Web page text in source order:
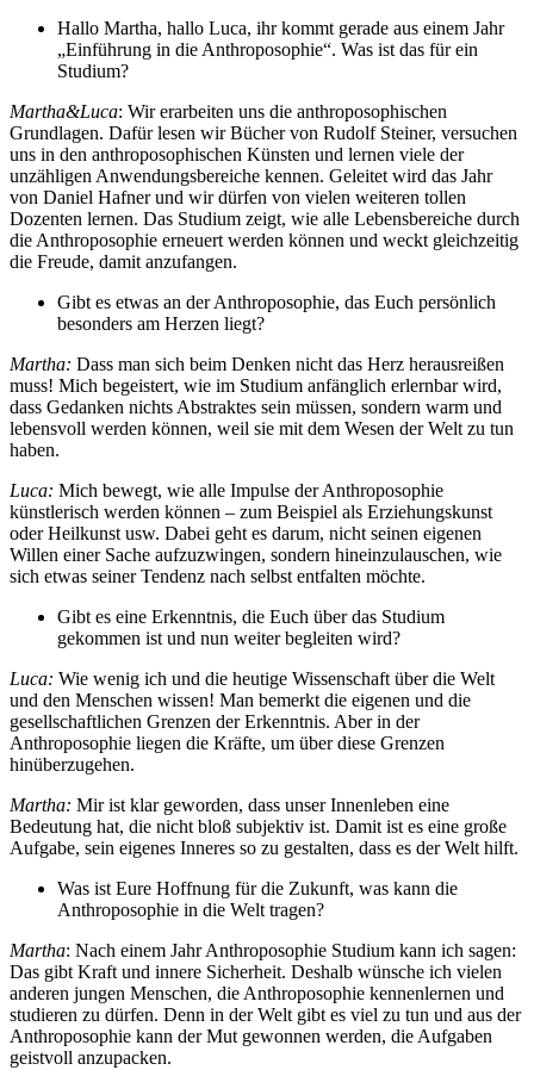
Hallo Martha, hallo Luca, ihr kommt gerade aus einem Jahr
„Einführung in die Anthroposophie“. Was ist das für ein
Studium?
Martha&Luca: Wir erarbeiten uns die anthroposophischen
Grundlagen. Dafür lesen wir Bücher von Rudolf Steiner, versuchen
uns in den anthroposophischen Künsten und lernen viele der
unzähligen Anwendungsbereiche kennen. Geleitet wird das Jahr
von Daniel Hafner und wir dürfen von vielen weiteren tollen
Dozenten lernen. Das Studium zeigt, wie alle Lebensbereiche durch
die Anthroposophie erneuert werden können und weckt gleichzeitig
die Freude, damit anzufangen.
Gibt es etwas an der Anthroposophie, das Euch persönlich
besonders am Herzen liegt?
Martha: Dass man sich beim Denken nicht das Herz herausreißen
muss! Mich begeistert, wie im Studium anfänglich erlernbar wird,
dass Gedanken nichts Abstraktes sein müssen, sondern warm und
lebensvoll werden können, weil sie mit dem Wesen der Welt zu tun
haben.
Luca: Mich bewegt, wie alle Impulse der Anthroposophie
künstlerisch werden können – zum Beispiel als Erziehungskunst
oder Heilkunst usw. Dabei geht es darum, nicht seinen eigenen
Willen einer Sache aufzuzwingen, sondern hineinzulauschen, wie
sich etwas seiner Tendenz nach selbst entfalten möchte.
Gibt es eine Erkenntnis, die Euch über das Studium
gekommen ist und nun weiter begleiten wird?
Luca: Wie wenig ich und die heutige Wissenschaft über die Welt
und den Menschen wissen! Man bemerkt die eigenen und die
gesellschaftlichen Grenzen der Erkenntnis. Aber in der
Anthroposophie liegen die Kräfte, um über diese Grenzen
hinüberzugehen.
Martha: Mir ist klar geworden, dass unser Innenleben eine
Bedeutung hat, die nicht bloß subjektiv ist. Damit ist es eine große
Aufgabe, sein eigenes Inneres so zu gestalten, dass es der Welt hilft.
Was ist Eure Hoffnung für die Zukunft, was kann die
Anthroposophie in die Welt tragen?
Martha: Nach einem Jahr Anthroposophie Studium kann ich sagen:
Das gibt Kraft und innere Sicherheit. Deshalb wünsche ich vielen
anderen jungen Menschen, die Anthroposophie kennenlernen und
studieren zu dürfen. Denn in der Welt gibt es viel zu tun und aus der
Anthroposophie kann der Mut gewonnen werden, die Aufgaben
geistvoll anzupacken.